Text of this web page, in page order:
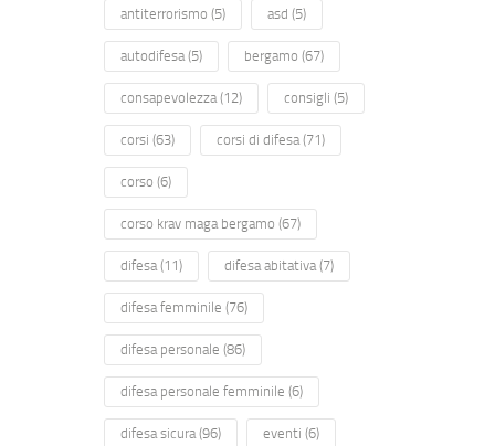
antiterrorismo (5) asd (5)
autodifesa(5) bergamo (67)
consapevolezza(12) consigli (5)
corsi (63) corsi di difesa(71)
corso (6)
corso krav maga bergamo (67)
difesa(11) difesa abitativa(7)
difesa femminile (76)
difesa personale (86)
difesa personale femminile (6)
difesa sicura(96) eventi (6)